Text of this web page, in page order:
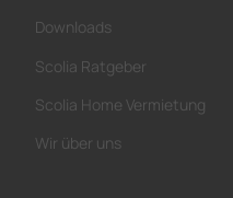
Downloads
Scolia Ratgeber
Scolia Home Vermietung
Wir über uns